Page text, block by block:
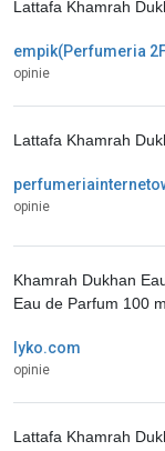
empik(Perfumeria
opinie
Lattafa Khamrah
opinie
Lattafa Khamrah
lyko.com
opinie
Khamrah Dukhan
Eau de Parfum 100
Lattafa Khamrah